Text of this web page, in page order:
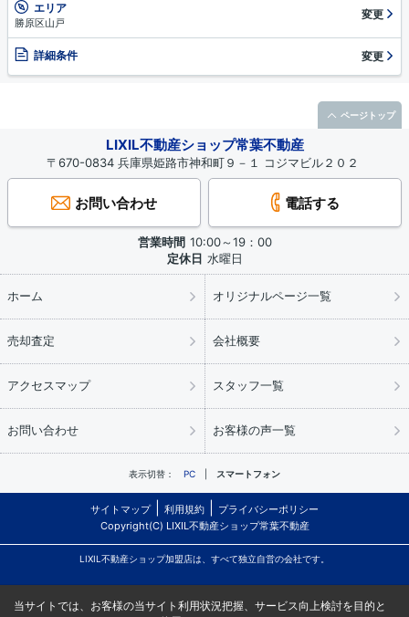
エリア
勝原区山戸
変更
詳細条件 変更
LIXIL不動産ショップ常葉不動産
〒670-0834 兵庫県姫路市神和町９－１ コジマビル２０２
お問い合わせ 電話する
営業時間 10:00～19：00
定休日 水曜日
ホーム オリジナルページ一覧
売却査定 会社概要
アクセスマップ スタッフ一覧
お問い合わせ お客様の声一覧
表示切替： PC スマートフォン
サイトマップ 利用規約
プライバシーポリシー
Copyright(C) LIXIL不動産ショップ常葉不動産
LIXIL不動産ショップ加盟店は、すべて独立自営の会社です。
ページトップ
当サイトでは、お客様の当サイト利用状況把握、サービス向上検討を目的と